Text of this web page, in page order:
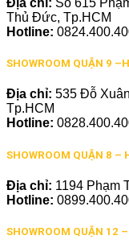
Địa chỉ: Số 615
Thủ Đức, Tp.HCM
Hotline:
SHOWROOM QUẬN 9
Địa chỉ: 535 Đỗ
Tp.HCM
Hotline:
SHOWROOM QUẬN 8 –
Địa chỉ: 1194 Phạm
Hotline:
SHOWROOM QUẬN 12